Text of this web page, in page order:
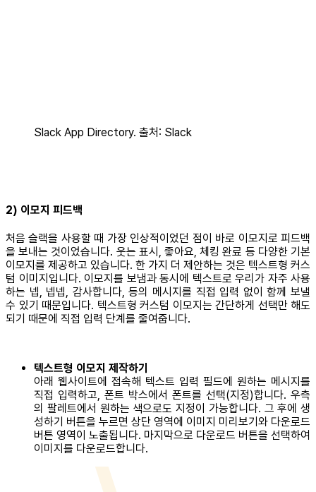
Slack App Directory. 출처: Slack
2) 이모지 피드백
처음 슬랙을 사용할 때 가장 인상적이었던 점이 바로 이모지로 피드백
을 보내는 것이었습니다. 웃는 표시, 좋아요, 체킹 완료 등 다양한 기본
이모지를 제공하고 있습니다. 한 가지 더 제안하는 것은 텍스트형 커스
텀 이미지입니다. 이모지를 보냄과 동시에 텍스트로 우리가 자주 사용
하는 넵, 넵넵, 감사합니다, 등의 메시지를 직접 입력 없이 함께 보낼
수 있기 때문입니다. 텍스트형 커스텀 이모지는 간단하게 선택만 해도
되기 때문에 직접 입력 단계를 줄여줍니다.
텍스트형 이모지 제작하기
아래 웹사이트에 접속해 텍스트 입력 필드에 원하는 메시지를
직접 입력하고, 폰트 박스에서 폰트를 선택(지정)합니다. 우측
의 팔레트에서 원하는 색으로도 지정이 가능합니다. 그 후에 생
성하기 버튼을 누르면 상단 영역에 이미지 미리보기와 다운로드
버튼 영역이 노출됩니다. 마지막으로 다운로드 버튼을 선택하여
이미지를 다운로드합니다.